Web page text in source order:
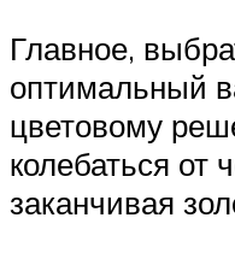
Главное,
оптимальный
цветовому
колебаться от
заканчивая